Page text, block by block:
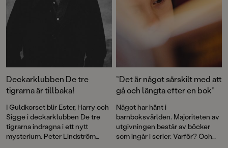
Deckarklubben De tre
tigrarna är tillbaka!
I Guldkorset blir Ester, Harry och
Sigge i deckarklubben De tre
tigrarna indragna i ett nytt
mysterium. Peter Lindström
”Det är något särskilt med att
gå och längta efter en bok”
Något har hänt i
barnboksvärlden. Majoriteten av
utgivningen består av böcker
som ingår i serier. Varför? Och